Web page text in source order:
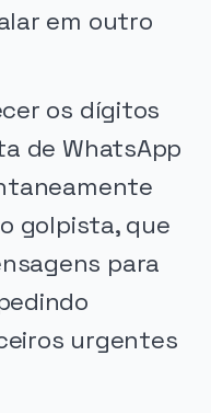
em outro
os dígitos
de WhatsApp
golpista, que
para
urgentes